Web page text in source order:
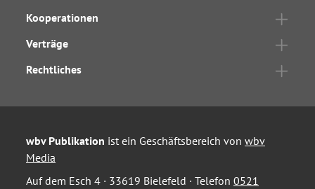
Kooperationen
Verträge
Rechtliches
wbv Publikation ist ein Geschäftsbereich von wbv
Media
Auf dem Esch 4 · 33619 Bielefeld · Telefon 0521